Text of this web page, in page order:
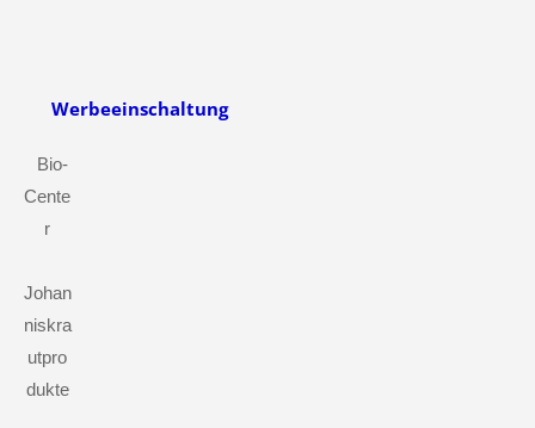
Werbeeinschaltung
Bio-
Cente
r
Johan
niskra
utpro
dukte